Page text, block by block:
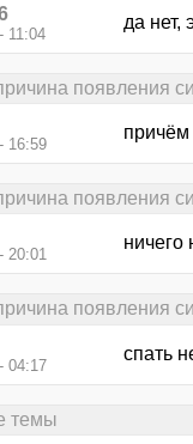
11:04
да нет,
появления
16:59
причём
появления
20:01
ничего
появления
04:17
спать
темы